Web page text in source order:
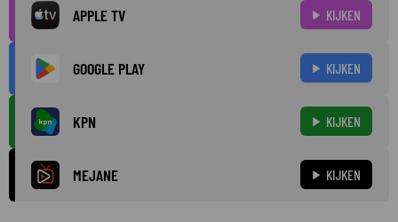
APPLE TV KIJKEN
GOOGLE PLAY KIJKEN
KPN KIJKEN
MEJANE KIJKEN